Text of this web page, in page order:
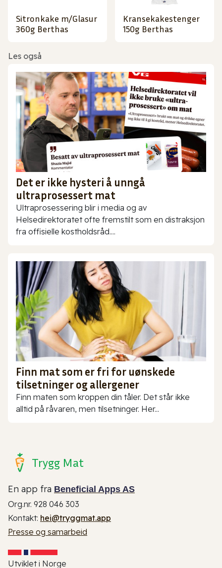
Sitronkake m/Glasur
360g Berthas
Kransekakestenger
150g Berthas
Les også
Det er ikke hysteri å unngå
ultraprosessert mat
Ultraprosessering blir i media og av
Helsedirektoratet ofte fremstilt som en distraksjon
fra offisielle kostholdsråd....
Finn mat som er fri for uønskede
tilsetninger og allergener
Finn maten som kroppen din tåler. Det står ikke
alltid på råvaren, men tilsetninger. Her...
Trygg Mat
En app fra Beneficial Apps AS
Org.nr. 928 046 303
Kontakt: hei@tryggmat.app
Presse og samarbeid
Utviklet i Norge